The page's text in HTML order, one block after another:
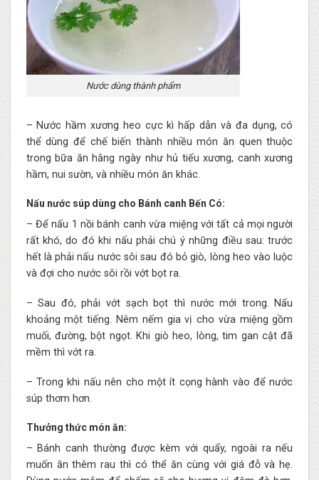
Nước dùng thành phẩm
– Nước hầm xương heo cực kì hấp dẫn và đa dụng, có
thể dùng để chế biến thành nhiều món ăn quen thuộc
trong bữa ăn hằng ngày như hủ tiếu xương, canh xương
hầm, nui sườn, và nhiều món ăn khác.
Nấu nước súp dùng cho Bánh canh Bến Có:
– Để nấu 1 nồi bánh canh vừa miệng với tất cả mọi người
rất khó, do đó khi nấu phải chú ý những điều sau: trước
hết là phải nấu nước sôi sau đó bỏ giò, lòng heo vào luộc
và đợi cho nước sôi rồi vớt bọt ra.
– Sau đó, phải vớt sạch bọt thì nước mới trong. Nấu
khoảng một tiếng. Nêm nếm gia vị cho vừa miệng gồm
muối, đường, bột ngọt. Khi giò heo, lòng, tim gan cật đã
mềm thì vớt ra.
– Trong khi nấu nên cho một ít cọng hành vào để nước
súp thơm hơn.
Thưởng thức món ăn:
– Bánh canh thường được kèm với quẩy, ngoài ra nếu
muốn ăn thêm rau thì có thể ăn cùng với giá đỗ và hẹ.